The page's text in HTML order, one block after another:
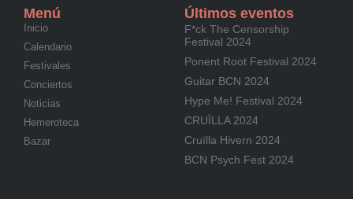
Menú
Inicio
Calendario
Festivales
Conciertos
Noticias
Hemeroteca
Bazar
Últimos eventos
F*ck The Censorship
Festival 2024
Ponent Root Festival 2024
Guitar BCN 2024
Hype Me! Festival 2024
CRUÏLLA 2024
Cruïlla Hivern 2024
BCN Psych Fest 2024